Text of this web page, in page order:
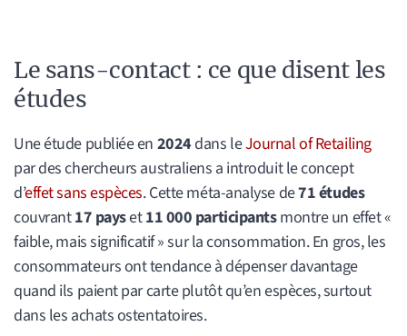
Le sans-contact : ce que disent les
études
Une étude publiée en 2024 dans leJournal of Retailing
par des chercheurs australiens a introduit le concept
d’effet sans espèces. Cette méta-analyse de71 études
couvrant17 payset11 000 participantsmontre un effet «
faible, mais significatif » sur la consommation. En gros, les
consommateurs ont tendance à dépenser davantage
quand ils paient par carte plutôt qu’en espèces, surtout
dans les achats ostentatoires.